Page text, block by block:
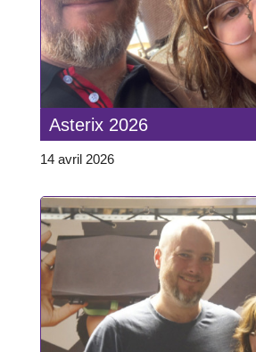
Asterix 2026
14 avril 2026